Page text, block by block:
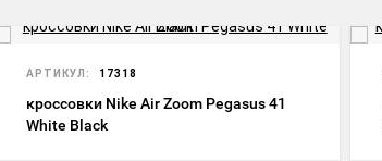
АРТИКУЛ: 17318
кроссовки Nike Air Zoom Pegasus 41
White Black